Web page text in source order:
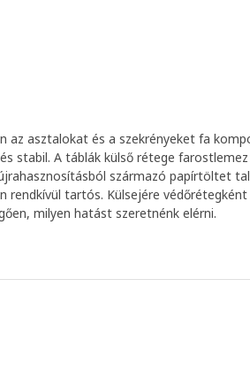
az asztalokat és a szekrényeket fa
stabil. A táblák külső rétege
származó papírtöltet
rendkívül tartós. Külsejére
milyen hatást szeretnénk elérni.